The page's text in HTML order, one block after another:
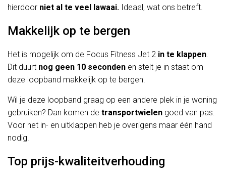
hierdoor niet al te veel lawaai. Ideaal, wat ons betreft.
Makkelijk op te bergen
Het is mogelijk om de Focus Fitness Jet 2 in te klappen.
Dit duurt nog geen 10 seconden en stelt je in staat om
deze loopband makkelijk op te bergen.
Wil je deze loopband graag op een andere plek in je woning
gebruiken? Dan komen de transportwielen goed van pas.
Voor het in- en uitklappen heb je overigens maar één hand
nodig.
Top prijs-kwaliteitverhouding